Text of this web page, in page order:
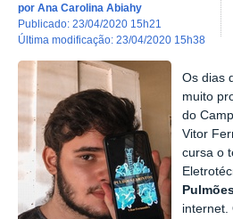
por Ana Carolina Abiahy
publicado: 23/04/2020 15h21
última modificação: 23/04/2020 15h38
Os dias
muito
do
Vitor
cursa o
internet.